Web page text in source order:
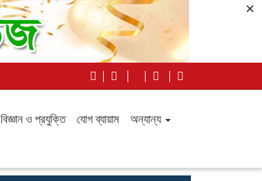
×
বিজ্ঞান ও প্রযুক্তি যোগ ব্যায়াম
অন্যান্য